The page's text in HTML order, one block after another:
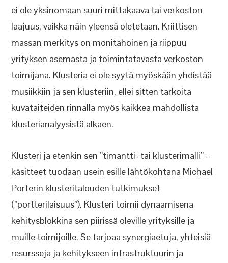
ei ole yksinomaan suuri mittakaava tai verkoston
laajuus, vaikka näin yleensä oletetaan. Kriittisen
massan merkitys on monitahoinen ja riippuu
yrityksen asemasta ja toimintatavasta verkoston
toimijana. Klusteria ei ole syytä myöskään yhdistää
musiikkiin ja sen klusteriin, ellei sitten tarkoita
kuvataiteiden rinnalla myös kaikkea mahdollista
klusterianalyysistä alkaen.
Klusteri ja etenkin sen ”timantti- tai klusterimalli” -
käsitteet tuodaan usein esille lähtökohtana Michael
Porterin klusteritalouden tutkimukset
(”portterilaisuus”). Klusteri toimii dynaamisena
kehitysblokkina sen piirissä oleville yrityksille ja
muille toimijoille. Se tarjoaa synergiaetuja, yhteisiä
resursseja ja kehitykseen infrastruktuurin ja